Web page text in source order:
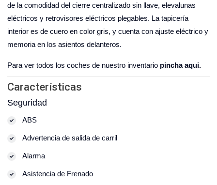
de la comodidad del cierre centralizado sin llave, elevalunas
eléctricos y retrovisores eléctricos plegables. La tapicería
interior es de cuero en color gris, y cuenta con ajuste eléctrico y
memoria en los asientos delanteros.
Para ver todos los coches de nuestro inventario pincha aqui.
Características
Seguridad
ABS
Advertencia de salida de carril
Alarma
Asistencia de Frenado